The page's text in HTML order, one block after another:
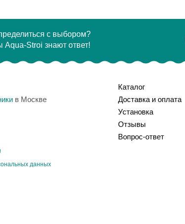
с выбором?
Aqua-Stroi знают ответ!
в Москве
данных
Каталог
Доставка и оплата
Установка
Отзывы
Вопрос-ответ